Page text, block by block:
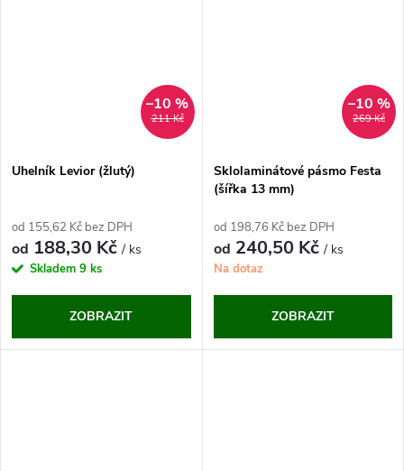
211 Kč
–10 %
Uhelník Levior (žlutý)
od 155,62 Kč bez DPH
od 188,30 Kč/ ks
Skladem 9 ks
ZOBRAZIT
269 Kč
–10 %
Sklolaminátové pásmo Festa
(šířka 13 mm)
od 198,76 Kč bez DPH
od 240,50 Kč/ ks
Na dotaz
ZOBRAZIT